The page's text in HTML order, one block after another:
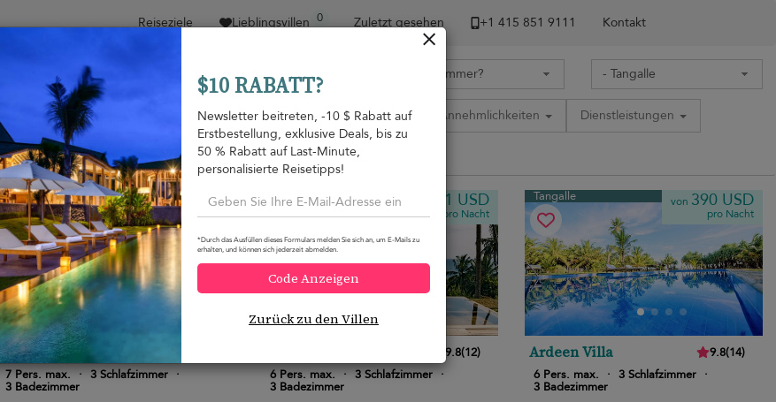
Reiseziele Lieblingsvillen 0 Zuletzt gesehen +1 ​415 851 9111 Kontakt
Sortieren nach Preisspanne Kollektionen Location Annehmlichkeiten
Dienstleistungen
Familien-Specials
Property type
Tangalle von375 USD
pro Nacht
Ranna Beach House
7 Pers. max. · 3 Schlafzimmer ·
3 Badezimmer
Tangalle 551 USD
pro Nacht
9.8(12)
6 Pers. max. · 3 Schlafzimmer ·
3 Badezimmer
Tangalle von 390 USD
pro Nacht
Ardeen Villa 9.8(14)
6 Pers. max.
· 3 Schlafzimmer ·
3 Badezimmer
$10 RABATT?
Newsletter beitreten, -10 $ Rabatt auf
Erstbestellung, exklusive Deals, bis zu
50 % Rabatt auf Last-Minute,
personalisierte Reisetipps!
*Durch das Ausfüllen dieses Formulars melden Sie sich an, um E-Mails zu
erhalten, und können sich jederzeit abmelden.
Code Anzeigen
Zurück zu den Villen